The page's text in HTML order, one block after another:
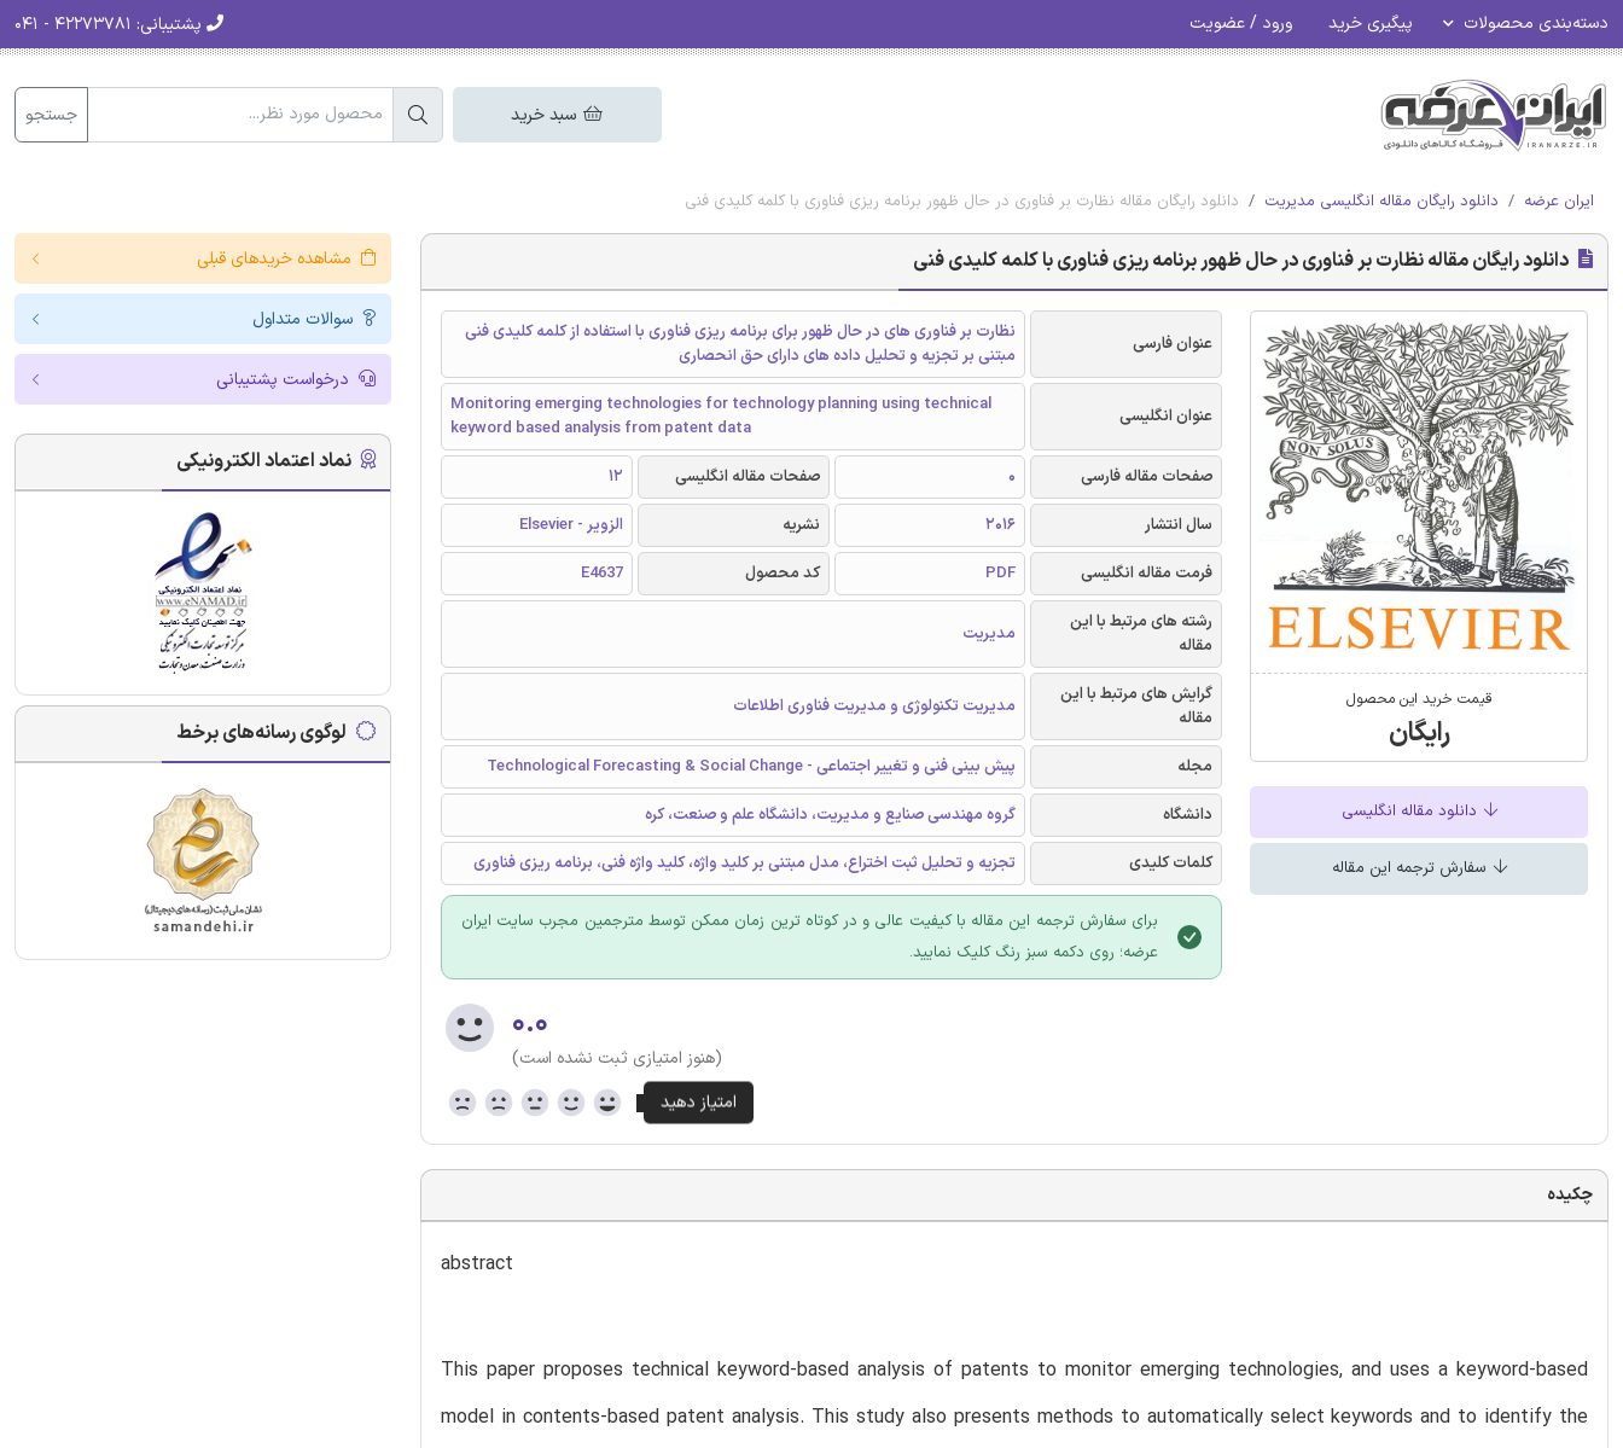
دسته‌بندی محصولات پیگیری خرید ورود / عضویت پشتیبانی:
سبد خرید جستجو
ایران عرضه دانلود رایگان مقاله انگلیسی مدیریت دانلود رایگان مقاله نظارت بر فناوری در حال ظهور برنامه ریزی فناوری با کلمه کلیدی فنی
دانلود رایگان مقاله نظارت بر فناوری در حال ظهور برنامه ریزی فناوری با کلمه کلیدی فنی
قیمت خرید این محصول
رایگان
دانلود مقاله انگلیسی
سفارش ترجمه این مقاله
عنوان فارسی
نظارت بر فناوری های در حال ظهور برای برنامه ریزی فناوری با استفاده از کلمه کلیدی فنی
مبتنی بر تجزیه و تحلیل داده های دارای حق انحصاری
عنوان انگلیسی
Monitoring emerging technologies for technology planning using technical
keyword based analysis from patent data
صفحات مقاله فارسی
0 صفحات مقاله انگلیسی
12
سال انتشار
2016 نشریه
الزویر - Elsevier
فرمت مقاله انگلیسی
PDF کد محصول
E4637
رشته های مرتبط با این
مقاله
مدیریت
گرایش های مرتبط با این
مقاله
مدیریت تکنولوژی و مدیریت فناوری اطلاعات
مجله
پیش بینی فنی و تغییر اجتماعی - Technological Forecasting & Social Change
دانشگاه
گروه مهندسی صنایع و مدیریت، دانشگاه علم و صنعت، کره
کلمات کلیدی
تجزیه و تحلیل ثبت اختراع، مدل مبتنی بر کلید واژه، کلید واژه فنی، برنامه ریزی فناوری
برای سفارش ترجمه این مقاله با کیفیت عالی و در کوتاه ترین زمان ممکن توسط مترجمین مجرب سایت ایران
عرضه؛ روی دکمه سبز رنگ کلیک نمایید.
۰.۰
(هنوز امتیازی ثبت نشده است)
چکیده
abstract
This paper proposes technical keyword-based analysis of patents to monitor emerging technologies, and uses a keyword-based
model in contents-based patent analysis. This study also presents methods to automatically select keywords and to identify the
مشاهده خریدهای قبلی
سوالات متداول
درخواست پشتیبانی
نماد اعتماد الکترونیکی
لوگوی رسانه‌های برخط